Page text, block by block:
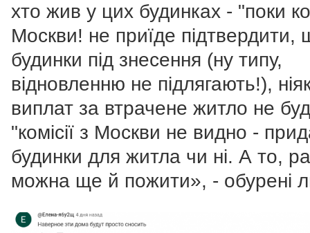
хто жив у цих будинках - "поки
Москви! не приїде підтвердити,
будинки під знесення (ну типу,
відновленню не підлягають!),
виплат за втрачене житло не
"комісії з Москви не видно -
будинки для житла чи ні. А то,
можна ще й пожити», - обурені